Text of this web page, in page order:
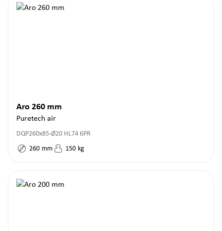
Aro 260 mm
Puretech air
DQP260x85-Ø20 HL74 6PR
260 mm 150 kg